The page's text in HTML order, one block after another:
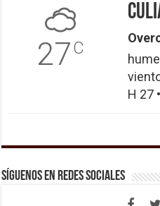
27C
H 27
Síguenos en Redes Sociales